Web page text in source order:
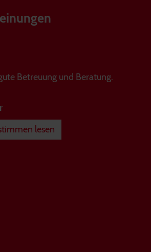
Betreuung und Beratung.
lesen